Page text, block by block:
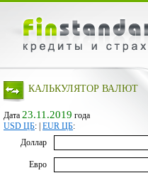
КАЛЬКУЛЯТОР ВАЛЮТ
Дата 23.11.2019 года
USD ЦБ: EUR ЦБ:
Доллар
Евро